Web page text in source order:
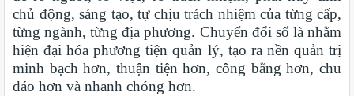
chủ động, sáng tạo, tự chịu trách nhiệm của từng cấp,
từng ngành, từng địa phương. Chuyển đổi số là nhằm
hiện đại hóa phương tiện quản lý, tạo ra nền quản trị
minh bạch hơn, thuận tiện hơn, công bằng hơn, chu
đáo hơn và nhanh chóng hơn.